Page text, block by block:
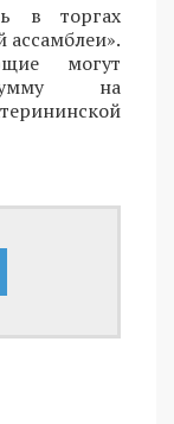
в торгах
ассамблеи».
могут
на